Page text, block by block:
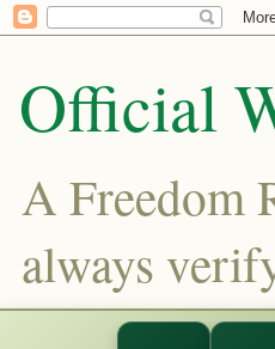
Official
A Freedom
always